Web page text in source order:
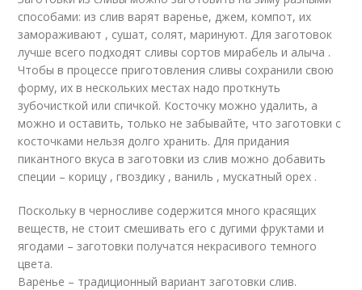
способами: из слив варят варенье, джем, компот, их
замораживают , сушат, солят, маринуют. Для заготовок
лучше всего подходят сливы сортов мирабель и алыча .
Чтобы в процессе приготовления сливы сохранили свою
форму, их в нескольких местах надо проткнуть
зубочисткой или спичкой. Косточку можно удалить, а
можно и оставить, только не забывайте, что заготовки с
косточками нельзя долго хранить. Для придания
пикантного вкуса в заготовки из слив можно добавить
специи – корицу , гвоздику , ваниль , мускатный орех .
Поскольку в черносливе содержится много красящих
веществ, не стоит смешивать его с дугими фруктами и
ягодами – заготовки получатся некрасивого темного
цвета.
Варенье – традиционный вариант заготовки слив.